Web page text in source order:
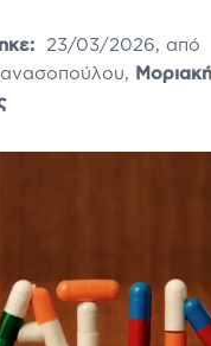
23/03/2026, από
, Μοριακή